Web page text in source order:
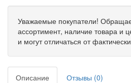
Уважаемые покупатели!
ассортимент, наличие товара и
и могут отличаться от
Описание
Отзывы (0)